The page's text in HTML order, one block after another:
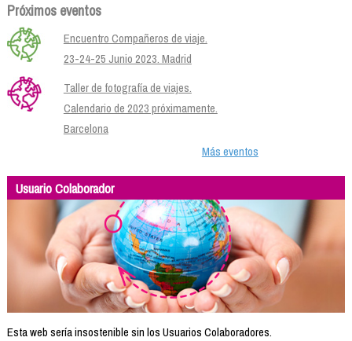
Próximos eventos
Encuentro Compañeros de viaje.
23-24-25 Junio 2023. Madrid
Taller de fotografía de viajes.
Calendario de 2023 próximamente.
Barcelona
Más eventos
Usuario Colaborador
Esta web sería insostenible sin los Usuarios Colaboradores.